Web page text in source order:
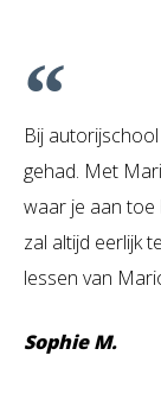
Bij
gehad. Met
waar je aan toe
zal altijd eerlijk
lessen van
Sophie M.